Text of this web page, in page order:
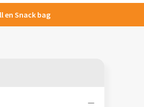
en Snack bag